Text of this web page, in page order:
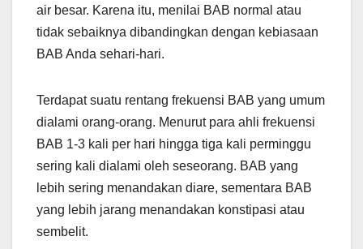
air besar. Karena itu, menilai BAB normal atau
tidak sebaiknya dibandingkan dengan kebiasaan
BAB Anda sehari-hari.
Terdapat suatu rentang frekuensi BAB yang umum
dialami orang-orang. Menurut para ahli frekuensi
BAB 1-3 kali per hari hingga tiga kali perminggu
sering kali dialami oleh seseorang. BAB yang
lebih sering menandakan diare, sementara BAB
yang lebih jarang menandakan konstipasi atau
sembelit.